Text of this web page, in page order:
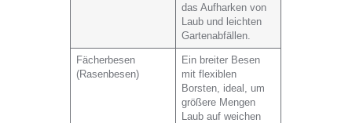
das Aufharken von
Laub und leichten
Gartenabfällen.
Fächerbesen
(Rasenbesen)
Ein breiter Besen
mit flexiblen
Borsten, ideal, um
größere Mengen
Laub auf weichen